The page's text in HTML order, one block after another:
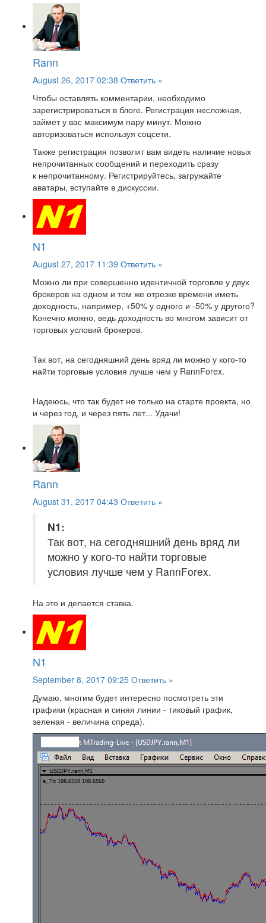
Rann
August 26, 2017 02:38 Ответить »
Чтобы оставлять комментарии, необходимо
зарегистрироваться в блоге. Регистрация несложная,
займет у вас максимум пару минут. Можно
авторизоваться используя соцсети.
Также регистрация позволит вам видеть наличие новых
непрочитанных сообщений и переходить сразу
к непрочитанному. Регистрируйтесь, загружайте
аватары, вступайте в дискуссии.
N1
August 27, 2017 11:39 Ответить »
Можно ли при совершенно идентичной торговле у двух
брокеров на одном и том же отрезке времени иметь
доходность, например, +50% у одного и -50% у другого?
Конечно можно, ведь доходность во многом зависит от
торговых условий брокеров.
Так вот, на сегодняшний день вряд ли можно у кого-то
найти торговые условия лучше чем у RannForex.
Надеюсь, что так будет не только на старте проекта, но
и через год, и через пять лет... Удачи!
Rann
August 31, 2017 04:43 Ответить »
N1:
Так вот, на сегодняшний день вряд ли
можно у кого-то найти торговые
условия лучше чем у RannForex.
На это и делается ставка.
N1
September 8, 2017 09:25 Ответить »
Думаю, многим будет интересно посмотреть эти
графики (красная и синяя линии - тиковый график,
зеленая - величина спреда).